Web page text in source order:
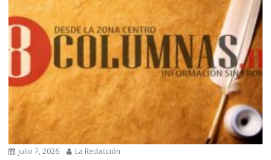
julio 7, 2026 La Redacción